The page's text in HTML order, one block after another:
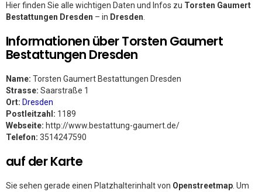
Hier finden Sie alle wichtigen Daten und Infos zu Torsten Gaumert
Bestattungen Dresden – in Dresden
Informationen über Torsten Gaumert
Bestattungen Dresden
Name: Torsten Gaumert Bestattungen Dresden
Strasse: Saarstraße 1
Ort: Dresden
Postleitzahl: 1189
Webseite: http://www.bestattung-gaumert.de/
Telefon: 3514247590
auf der Karte
Sie sehen gerade einen Platzhalterinhalt von Openstreetmap . Um